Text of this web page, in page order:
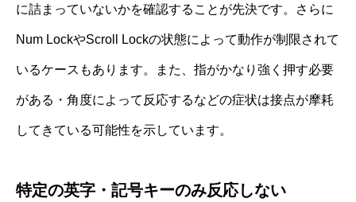
に詰まっていないかを確認することが先決です。さらに
Num LockやScroll Lockの状態によって動作が制限されて
いるケースもあります。また、指がかなり強く押す必要
がある・角度によって反応するなどの症状は接点が摩耗
してきている可能性を示しています。
特定の英字・記号キーのみ反応しない